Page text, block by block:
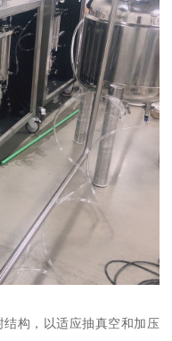
构，以适应抽真空和加压